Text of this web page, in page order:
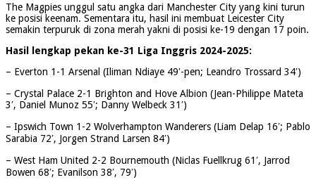
The Magpies unggul satu angka dari Manchester City yang kini turun
ke posisi keenam. Sementara itu, hasil ini membuat Leicester City
semakin terpuruk di zona merah yakni di posisi ke-19 dengan 17 poin.
Hasil lengkap pekan ke-31 Liga Inggris 2024-2025:
– Everton 1-1 Arsenal (Iliman Ndiaye 49′-pen; Leandro Trossard 34′)
– Crystal Palace 2-1 Brighton and Hove Albion (Jean-Philippe Mateta
3′, Daniel Munoz 55′; Danny Welbeck 31′)
– Ipswich Town 1-2 Wolverhampton Wanderers (Liam Delap 16′; Pablo
Sarabia 72′, Jorgen Strand Larsen 84′)
– West Ham United 2-2 Bournemouth (Niclas Fuellkrug 61′, Jarrod
Bowen 68′; Evanilson 38′, 79′)